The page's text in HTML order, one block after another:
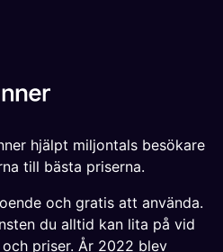
hjälpt miljontals besökare
till bästa priserna.
och gratis att använda.
du alltid kan lita på vid
priser. År 2022 blev